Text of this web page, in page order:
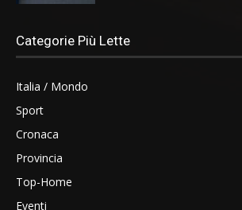
Categorie Più Lette
Italia / Mondo
Sport
Cronaca
Provincia
Top-Home
Eventi